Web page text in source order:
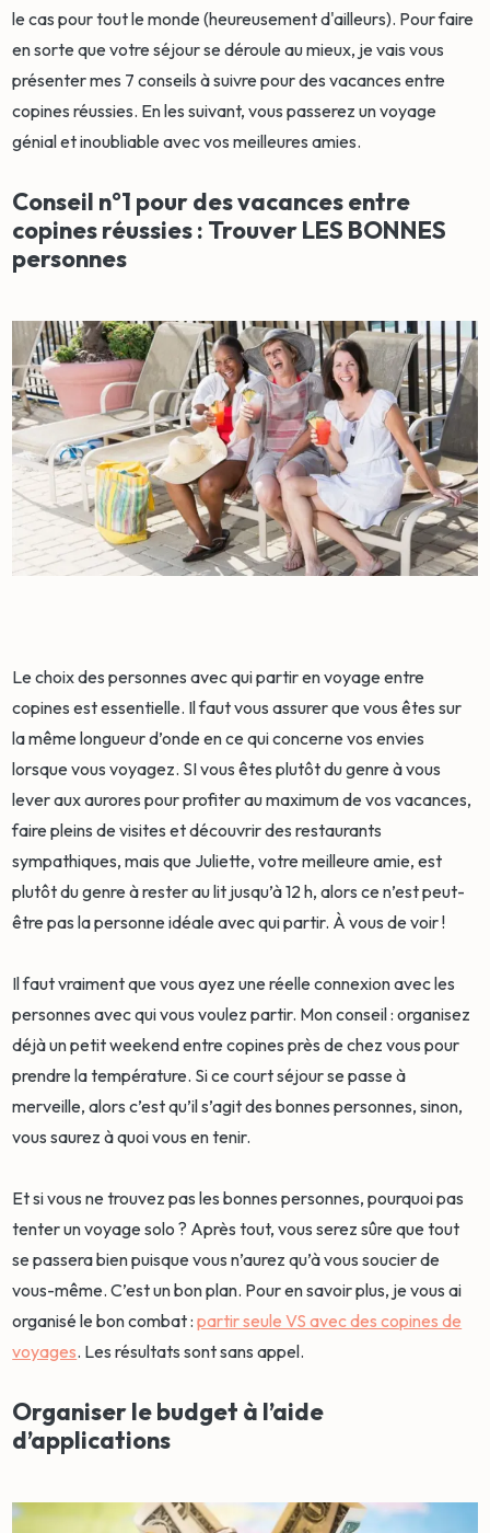
le cas pour tout le monde (heureusement d'ailleurs). Pour faire
en sorte que votre séjour se déroule au mieux, je vais vous
présenter mes 7 conseils à suivre pour des vacances entre
copines réussies. En les suivant, vous passerez un voyage
génial et inoubliable avec vos meilleures amies.
Conseil n°1 pour des vacances entre
copines réussies : Trouver LES BONNES
personnes
Le choix des personnes avec qui partir en voyage entre
copines est essentielle. Il faut vous assurer que vous êtes sur
la même longueur d’onde en ce qui concerne vos envies
lorsque vous voyagez. SI vous êtes plutôt du genre à vous
lever aux aurores pour profiter au maximum de vos vacances,
faire pleins de visites et découvrir des restaurants
sympathiques, mais que Juliette, votre meilleure amie, est
plutôt du genre à rester au lit jusqu’à 12 h, alors ce n’est peut-
être pas la personne idéale avec qui partir. À vous de voir !
Il faut vraiment que vous ayez une réelle connexion avec les
personnes avec qui vous voulez partir. Mon conseil : organisez
déjà un petit weekend entre copines près de chez vous pour
prendre la température. Si ce court séjour se passe à
merveille, alors c’est qu’il s’agit des bonnes personnes, sinon,
vous saurez à quoi vous en tenir.
Et si vous ne trouvez pas les bonnes personnes, pourquoi pas
tenter un voyage solo ? Après tout, vous serez sûre que tout
se passera bien puisque vous n’aurez qu’à vous soucier de
vous-même. C’est un bon plan. Pour en savoir plus, je vous ai
organisé le bon combat :partir seule VS avec des copines de
voyages. Les résultats sont sans appel.
Organiser le budget à l’aide
d’applications